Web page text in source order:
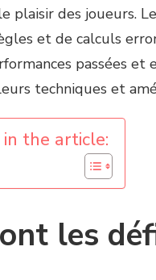
plaisir des joueurs.
et de calculs
passées et
techniques et
in the article:
les